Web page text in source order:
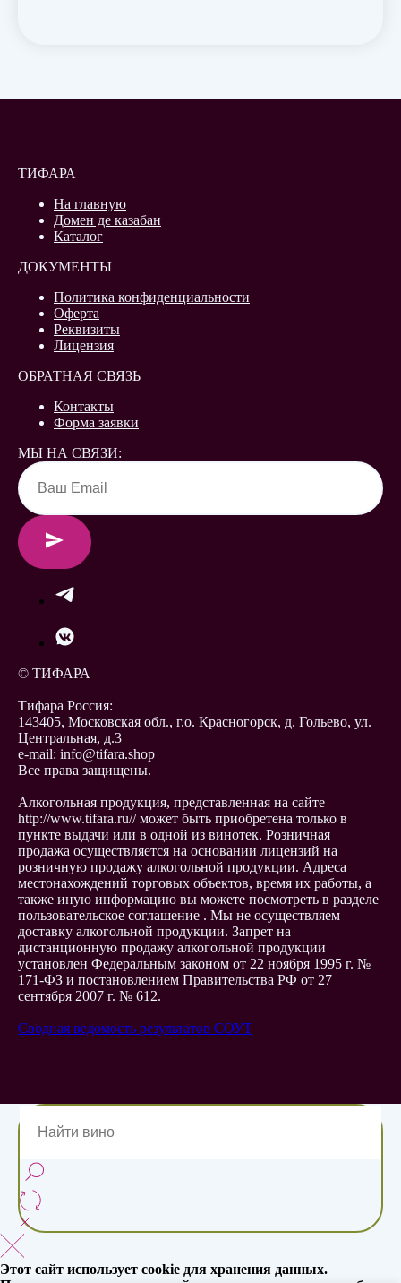
ТИФАРА
На главную
Домен де казабан
Каталог
ДОКУМЕНТЫ
Политика конфиденциальности
Оферта
Реквизиты
Лицензия
ОБРАТНАЯ СВЯЗЬ
Контакты
Форма заявки
МЫ НА СВЯЗИ:
© ТИФАРА
Тифара Россия:
143405, Московская обл., г.о. Красногорск, д. Гольево, ул.
Центральная, д.3
e-mail: info@tifara.shop
Все права защищены.
Алкогольная продукция, представленная на сайте
http://www.tifara.ru// может быть приобретена только в
пункте выдачи или в одной из винотек. Розничная
продажа осуществляется на основании лицензий на
розничную продажу алкогольной продукции. Адреса
местонахождений торговых объектов, время их работы, а
также иную информацию вы можете посмотреть в разделе
пользовательское соглашение . Мы не осуществляем
доставку алкогольной продукции. Запрет на
дистанционную продажу алкогольной продукции
установлен Федеральным законом от 22 ноября 1995 г. №
171-ФЗ и постановлением Правительства РФ от 27
сентября 2007 г. № 612.
Сводная ведомость результатов СОУТ
Этот сайт использует cookie для хранения данных.